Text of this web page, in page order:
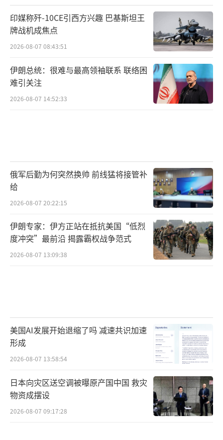
印媒称歼-10CE引西方兴趣 巴基斯坦王
牌战机成焦点
2026-08-07 08:43:51
伊朗总统：很难与最高领袖联系 联络困
难引关注
2026-08-07 14:52:33
俄军后勤为何突然换帅 前线猛将接管补
给
2026-08-07 20:22:15
伊朗专家：伊方正站在抵抗美国“低烈
度冲突”最前沿 揭露霸权战争范式
2026-08-07 13:09:38
美国AI发展开始退缩了吗 减速共识加速
形成
2026-08-07 13:58:54
日本向灾区送空调被曝原产国中国 救灾
物资成摆设
2026-08-07 09:17:28